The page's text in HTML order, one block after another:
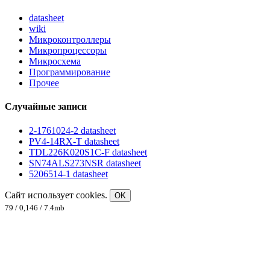
datasheet
wiki
Микроконтроллеры
Микропроцессоры
Микросхема
Программирование
Прочее
Случайные записи
2-1761024-2 datasheet
PV4-14RX-T datasheet
TDL226K020S1C-F datasheet
SN74ALS273NSR datasheet
5206514-1 datasheet
Сайт использует cookies.
OK
79 / 0,146 / 7.4mb